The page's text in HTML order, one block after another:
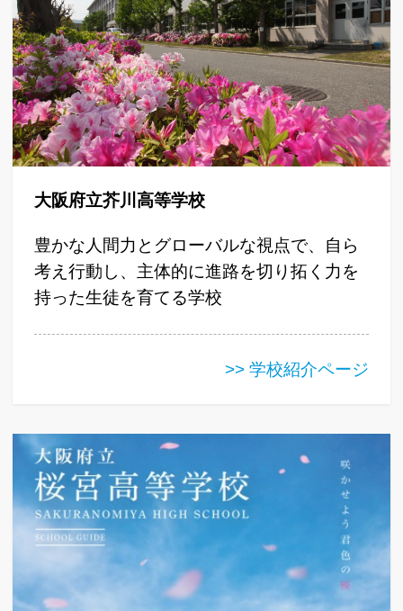
大阪府立芥川高等学校
豊かな人間力とグローバルな視点で、自ら
考え行動し、主体的に進路を切り拓く力を
持った生徒を育てる学校
>> 学校紹介ページ